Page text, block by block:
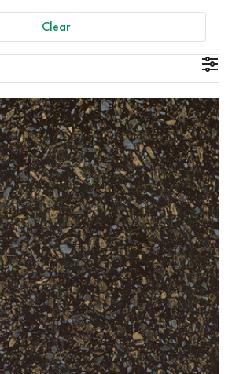
Clear